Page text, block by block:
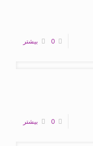
0 بیشتر
0 بیشتر